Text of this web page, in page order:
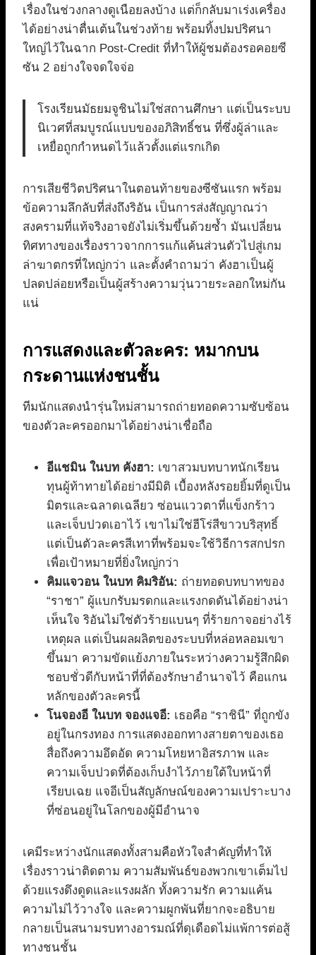
เรื่องในช่วงกลางดูเนือยลงบ้าง แต่ก็กลับมาเร่งเครื่อง
ได้อย่างน่าตื่นเต้นในช่วงท้าย พร้อมทิ้งปมปริศนา
ใหญ่ไว้ในฉาก Post-Credit ที่ทำให้ผู้ชมต้องรอคอยซี
ซัน 2 อย่างใจจดใจจ่อ
โรงเรียนมัธยมจูชินไม่ใช่สถานศึกษา แต่เป็นระบบ
นิเวศที่สมบูรณ์แบบของอภิสิทธิ์ชน ที่ซึ่งผู้ล่าและ
เหยื่อถูกกำหนดไว้แล้วตั้งแต่แรกเกิด
การเสียชีวิตปริศนาในตอนท้ายของซีซันแรก พร้อม
ข้อความลึกลับที่ส่งถึงริอัน เป็นการส่งสัญญาณว่า
สงครามที่แท้จริงอาจยังไม่เริ่มขึ้นด้วยซ้ำ มันเปลี่ยน
ทิศทางของเรื่องราวจากการแก้แค้นส่วนตัวไปสู่เกม
ล่าฆาตกรที่ใหญ่กว่า และตั้งคำถามว่า คังฮาเป็นผู้
ปลดปล่อยหรือเป็นผู้สร้างความวุ่นวายระลอกใหม่กัน
แน่
การแสดงและตัวละคร: หมากบน
กระดานแห่งชนชั้น
ทีมนักแสดงนำรุ่นใหม่สามารถถ่ายทอดความซับซ้อน
ของตัวละครออกมาได้อย่างน่าเชื่อถือ
อีแชมิน ในบท คังฮา: เขาสวมบทบาทนักเรียน
ทุนผู้ท้าทายได้อย่างมีมิติ เบื้องหลังรอยยิ้มที่ดูเป็น
มิตรและฉลาดเฉลียว ซ่อนแววตาที่แข็งกร้าว
และเจ็บปวดเอาไว้ เขาไม่ใช่ฮีโร่สีขาวบริสุทธิ์
แต่เป็นตัวละครสีเทาที่พร้อมจะใช้วิธีการสกปรก
เพื่อเป้าหมายที่ยิ่งใหญ่กว่า
คิมแจวอน ในบท คิมริอัน: ถ่ายทอดบทบาทของ
“ราชา” ผู้แบกรับมรดกและแรงกดดันได้อย่างน่า
เห็นใจ ริอันไม่ใช่ตัวร้ายแบนๆ ที่ร้ายกาจอย่างไร้
เหตุผล แต่เป็นผลผลิตของระบบที่หล่อหลอมเขา
ขึ้นมา ความขัดแย้งภายในระหว่างความรู้สึกผิด
ชอบชั่วดีกับหน้าที่ที่ต้องรักษาอำนาจไว้ คือแกน
หลักของตัวละครนี้
โนจองอี ในบท จองแจอี: เธอคือ “ราชินี” ที่ถูกขัง
อยู่ในกรงทอง การแสดงออกทางสายตาของเธอ
สื่อถึงความอึดอัด ความโหยหาอิสรภาพ และ
ความเจ็บปวดที่ต้องเก็บงำไว้ภายใต้ใบหน้าที่
เรียบเฉย แจอีเป็นสัญลักษณ์ของความเปราะบาง
ที่ซ่อนอยู่ในโลกของผู้มีอำนาจ
เคมีระหว่างนักแสดงทั้งสามคือหัวใจสำคัญที่ทำให้
เรื่องราวน่าติดตาม ความสัมพันธ์ของพวกเขาเต็มไป
ด้วยแรงดึงดูดและแรงผลัก ทั้งความรัก ความแค้น
ความไม่ไว้วางใจ และความผูกพันที่ยากจะอธิบาย
กลายเป็นสนามรบทางอารมณ์ที่ดุเดือดไม่แพ้การต่อสู้
ทางชนชั้น